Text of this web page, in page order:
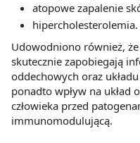
atopowe zapalenie
hipercholesterolemia.
Udowodniono również,
skutecznie zapobiegają
oddechowych oraz
ponadto wpływ na układ
człowieka przed
immunomodulującą.